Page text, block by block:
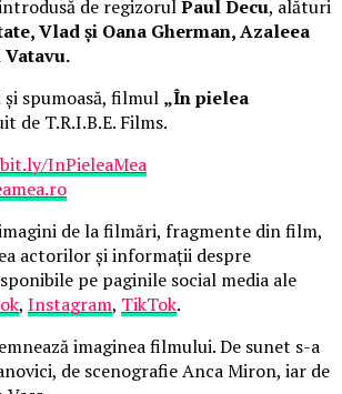
de regizorulPaul Decu, alături
Vlad și Oana Gherman, Azaleea
și spumoasă, filmul „În pielea
de T.R.I.B.E. Films.
InPieleaMea
de la filmări, fragmente din film,
actorilor și informații despre
pe paginile social media ale
, Instagram, TikTok.
imaginea filmului. De sunet s-a
de scenografie Anca Miron, iar de